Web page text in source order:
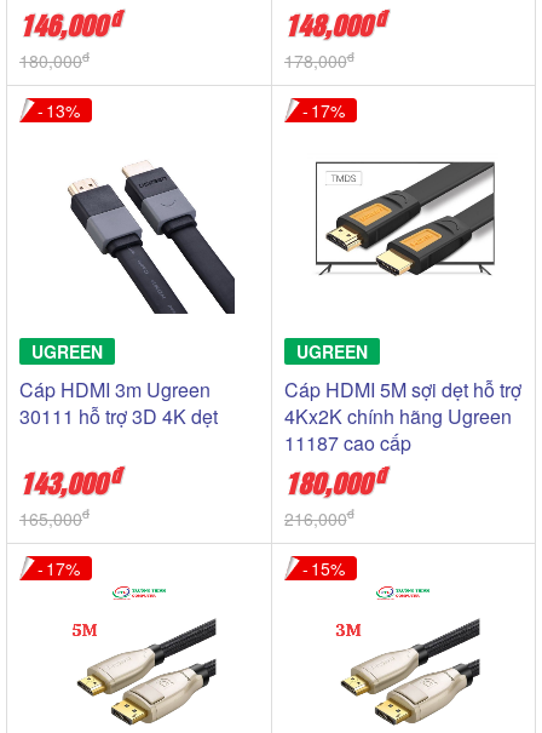
146,000đ
180,000đ
148,000đ
178,000đ
13
UGREEN
Cáp HDMI 3m Ugreen
30111 hỗ trợ 3D 4K dẹt
143,000đ
165,000đ
17
UGREEN
Cáp HDMI 5M sợi dẹt hỗ trợ
4Kx2K chính hãng Ugreen
11187 cao cấp
180,000đ
216,000đ
17 15